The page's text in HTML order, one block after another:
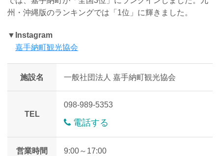
州・沖縄版のランキングでは「1位」に輝きました。
▼Instagram
嘉手納町観光協会
施設名 一般社団法人 嘉手納町観光協会
TEL
098-989-5353
電話する
営業時間 9:00～17:00